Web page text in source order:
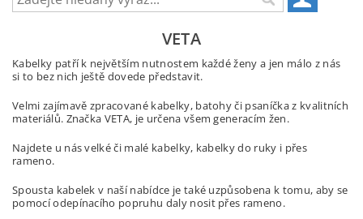
VETA
Kabelky patří k největším nutnostem každé ženy a jen málo z nás
si to bez nich ještě dovede představit.
Velmi zajímavě zpracované kabelky, batohy či psaníčka z kvalitních
materiálů. Značka VETA, je určena všem generacím žen.
Najdete u nás velké či malé kabelky, kabelky do ruky i přes
rameno.
Spousta kabelek v naší nabídce je také uzpůsobena k tomu, aby se
pomocí odepínacího popruhu daly nosit přes rameno.